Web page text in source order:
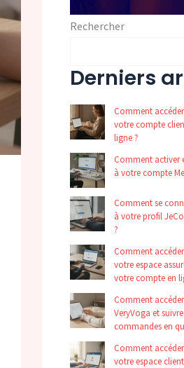
Rechercher
Derniers
Comment
votre compte
ligne ?
Comment activer
à votre compte
Comment se
à votre profil
?
Comment
votre espace
votre compte en
Comment
VeryVoga et
commandes en
Comment
votre espace